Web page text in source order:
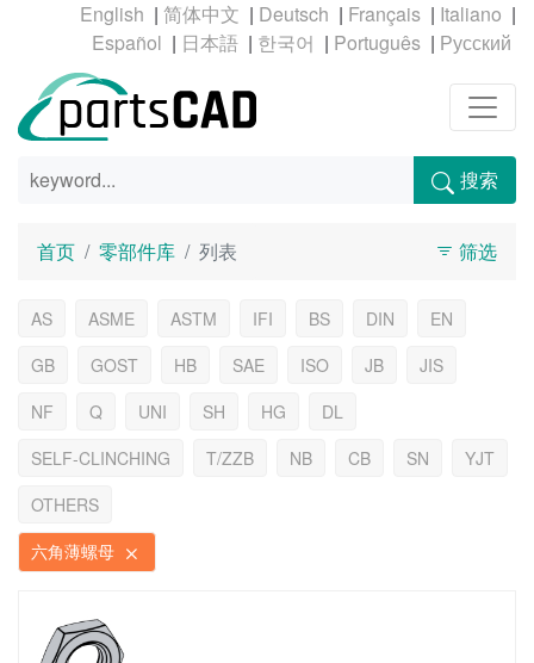
| | | |
|
|
| | |
搜索
首页 零部件库 列表 筛选
AS ASME ASTM IFI BS DIN
EN
GB
GOST HB SAE ISO JB
JIS
NF
Q UNI SH HG
DL
SELF-CLINCHING
T/ZZB NB CB SN
YJT
OTHERS
六角薄螺母